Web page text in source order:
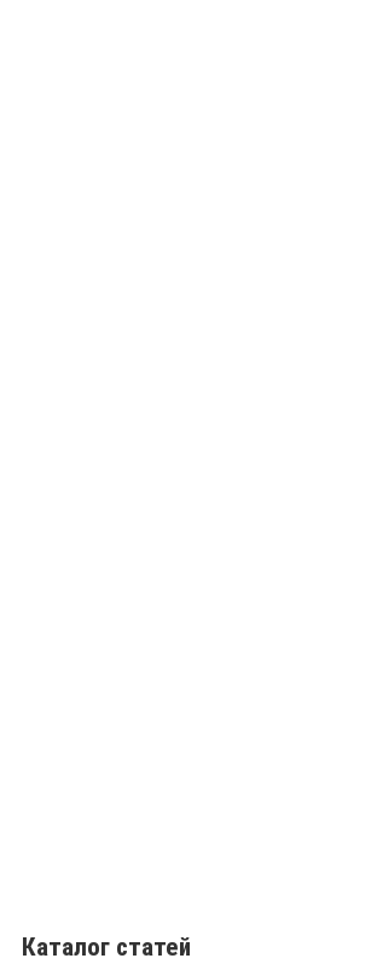
Каталог статей